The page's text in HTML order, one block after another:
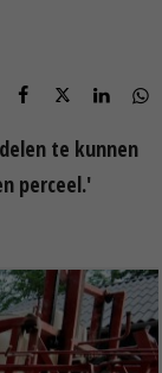
te kunnen
perceel.'